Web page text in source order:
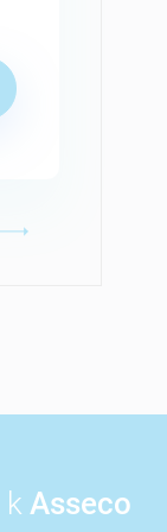
k Asseco